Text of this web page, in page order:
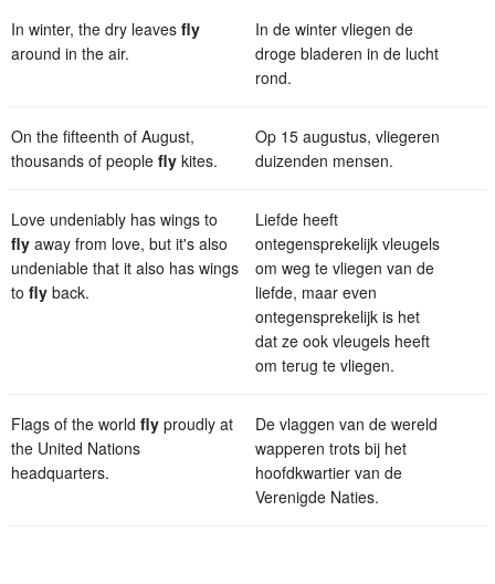
In winter, the dry leaves fly
around in the air.
In de winter vliegen de
droge bladeren in de lucht
rond.
On the fifteenth of August,
thousands of people fly kites.
Op 15 augustus, vliegeren
duizenden mensen.
Love undeniably has wings to
fly away from love, but it's also
undeniable that it also has wings
to fly back.
Liefde heeft
ontegensprekelijk vleugels
om weg te vliegen van de
liefde, maar even
ontegensprekelijk is het
dat ze ook vleugels heeft
om terug te vliegen.
Flags of the world fly proudly at
the United Nations
headquarters.
De vlaggen van de wereld
wapperen trots bij het
hoofdkwartier van de
Verenigde Naties.